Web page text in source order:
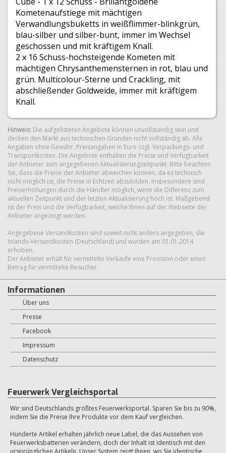
© 2014 Weco Pyrotechnische Fabrik GmbH
Kometenaufstiege mit mächtigen
Verwandlungsbuketts in weißflimmer-blinkgrün,
blau-silber und silber-bunt, immer im Wechsel
geschossen und mit kräftigem Knall.
2 x 16 Schuss-hochsteigende Kometen mit
mächtigen Chrysanthemensternen in rot, blau und
grün. Multicolour-Sterne und Crackling, mit
abschließender Goldweide, immer mit kräftigem
Knall.
Hinweis: Die aufgelisteten Angebote können unvollständig sein und
decken den Markt aus technischen Gründen nicht vollständig ab. Alle
Angaben ohne Gewähr. Preisangaben in Euro zzgl. Verpackungs- und
Transportkosten. Die Angebote enthalten die Preise und Verfügbarkeit
der Anbieter zum angegebenen Aktualisierungzeitpunkt. Bitte beachten
Sie, dass die Preise der Anbieter abweichen können, da es technisch
nicht möglich ist, die Preise in Echtzeit abzubilden. Insbesondere sind
Preiserhöhungen durch die Händler möglich, wenn die Differenz zum
aktuellen Zeitpunkt und der letzten Aktualisierung hoch ist. Maßgebend
ist der Preis und die Verfügbarkeit, welche Ihnen auf der Webseite der
Anbieter angezeigt werden.
Angegebene Versandkosten sind soweit nicht anders angegeben, die
Inlands-Versandkosten (Deutschland) und wurden am 01.01.2014
erhoben.
Der Anbieter erhält für vermittelte Verkäufe eine Provision oder einen
Betrag für vermittelte Besucher.
Informationen
Über uns
Presse
Facebook
Impressum
Datenschutz
Feuerwerk Vergleichsportal
Wir sind Deutschlands größtes Feuerwerksportal. Sparen Sie bis zu 90%,
indem Sie die Preise Ihre Produkte vor dem Kauf vergleichen.
Hunderte Artikel erhalten jährlich neue Label, die das Aussehen von
Feuerwerksbatterien verändern, doch der Inhalt ist identisch mit den
ursprünglichen Artikeln. Unser System zeigt Ihnen, wo Sie identische